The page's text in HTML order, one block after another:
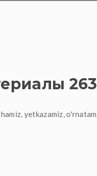
263
yetkazamiz,